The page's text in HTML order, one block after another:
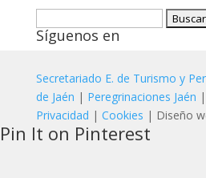
Síguenos en
Secretariado E. de Turismo y
de Jaén | Peregrinaciones Jaén |
Privacidad | Cookies | Diseño
Pin It on Pinterest